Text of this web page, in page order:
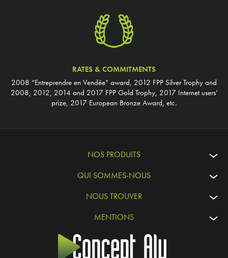
RATES & COMMITMENTS
2008 “Entreprendre en Vendée” award, 2012 FPP Silver Trophy and
2008, 2012, 2014 and 2017 FPP Gold Trophy, 2017 Internet users’
prize, 2017 European Bronze Award, etc.
NOS PRODUITS
QUI SOMMES-NOUS
NOUS TROUVER
MENTIONS